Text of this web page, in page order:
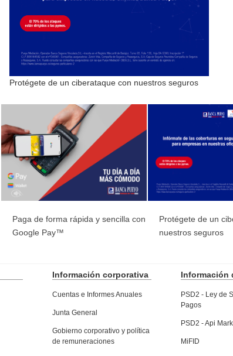
Protégete de un ciberataque con nuestros seguros
Paga de forma rápida y sencilla con
Google Pay™
Protégete de un
nuestros seguros
Información corporativa
Cuentas e Informes Anuales
Junta General
Gobierno corporativo y política
de remuneraciones
Información
PSD2 - Ley de
Pagos
PSD2 - Api
MiFID